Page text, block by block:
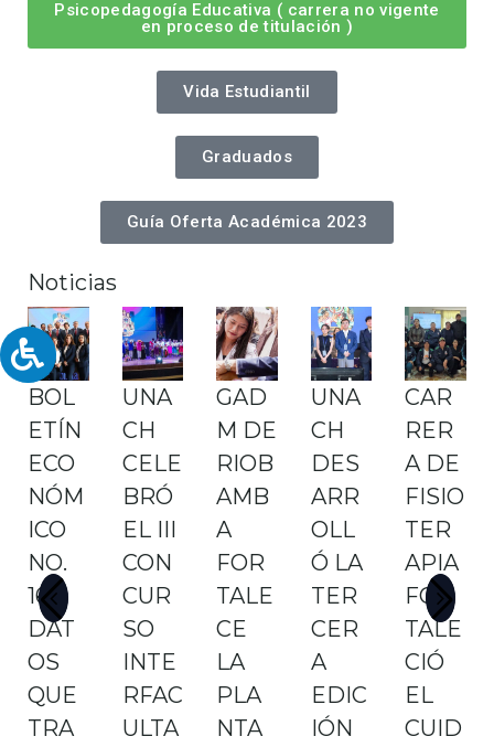
Psicopedagogía Educativa ( carrera no vigente
en proceso de titulación )
Vida Estudiantil
Graduados
Guía Oferta Académica 2023
Noticias
BOL
ETÍN
ECO
NÓM
ICO
NO.
16:
DAT
OS
QUE
TRA
UNA
CH
CELE
BRÓ
EL III
CON
CUR
SO
INTE
RFAC
ULTA
GAD
M DE
RIOB
AMB
A
FOR
TALE
CE
LA
PLA
NTA
UNA
CH
DES
ARR
OLL
Ó LA
TER
CER
A
EDIC
IÓN
CAR
RER
A DE
FISIO
TER
APIA
FOR
TALE
CIÓ
EL
CUID